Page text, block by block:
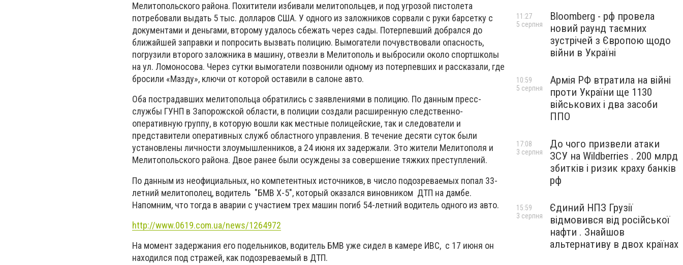
Мелитопольского района. Похитители избивали мелитопольцев, и под угрозой пистолета
потребовали выдать 5 тыс. долларов США. У одного из заложников сорвали с руки барсетку с
документами и деньгами, второму удалось сбежать через сады. Потерпевший добрался до
ближайшей заправки и попросить вызвать полицию. Вымогатели почувствовали опасность,
погрузили второго заложника в машину, отвезли в Мелитополь и выбросили около спортшколы
на ул. Ломоносова. Через сутки вымогатели позвонили одному из потерпевших и рассказали, где
бросили «Мазду», ключи от которой оставили в салоне авто.
Оба пострадавших мелитопольца обратились с заявлениями в полицию. По данным пресс-
службы ГУНП в Запорожской области, в полиции создали расширенную следственно-
оперативную группу, в которую вошли как местные полицейские, так и следователи и
представители оперативных служб областного управления. В течение десяти суток были
установлены личности злоумышленников, а 24 июня их задержали. Это жители Мелитополя и
Мелитопольского района. Двое ранее были осуждены за совершение тяжких преступлений.
По данным из неофициальных, но компетентных источников, в число подозреваемых попал 33-
летний мелитополец, водитель "БМВ Х-5", который оказался виновником ДТП на дамбе.
Напомним, что тогда в аварии с участием трех машин погиб 54-летний водитель одного из авто.
http://www.0619.com.ua/news/1264972
На момент задержания его подельников, водитель БМВ уже сидел в камере ИВС, с 17 июня он
находился под стражей, как подозреваемый в ДТП.
Bloomberg - рф провела
новий раунд таємних
зустрічей з Європою щодо
війни в Україні
11:27
5 серпня
Армія РФ втратила на війні
проти України ще 1130
військових і два засоби
ППО
10:59
5 серпня
До чого призвели атаки
ЗСУ на Wildberries . 200 млрд
збитків і ризик краху банків
рф
17:08
3 серпня
Єдиний НПЗ Грузії
відмовився від російської
нафти . Знайшов
альтернативу в двох країнах
15:59
3 серпня